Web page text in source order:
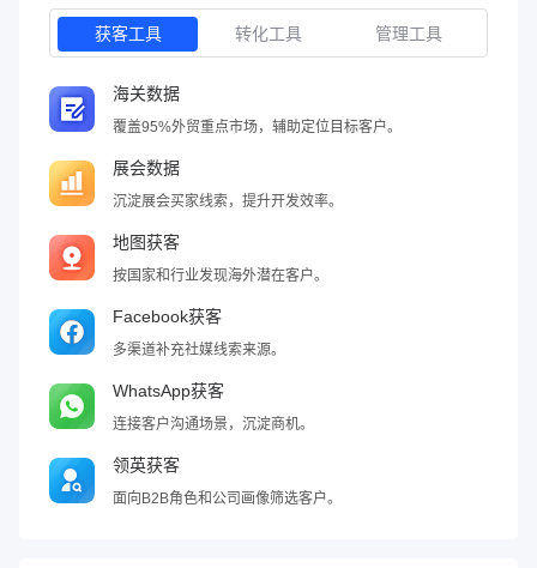
获客工具 转化工具 管理工具
海关数据
覆盖95%外贸重点市场，辅助定位目标客户。
展会数据
沉淀展会买家线索，提升开发效率。
地图获客
按国家和行业发现海外潜在客户。
Facebook获客
多渠道补充社媒线索来源。
WhatsApp获客
连接客户沟通场景，沉淀商机。
领英获客
面向B2B角色和公司画像筛选客户。